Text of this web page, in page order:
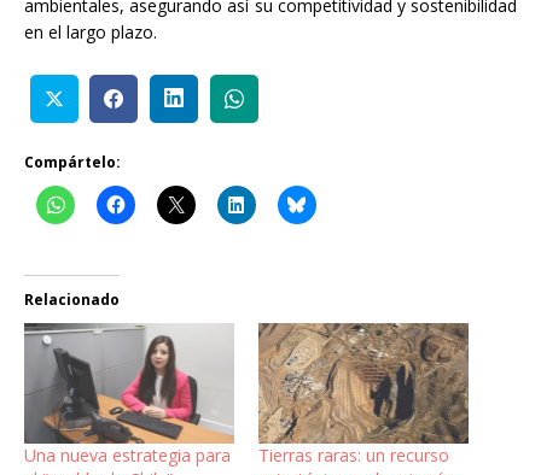
ambientales, asegurando así su competitividad y sostenibilidad
en el largo plazo.
Compártelo:
Relacionado
Una nueva estrategia para
Tierras raras: un recurso